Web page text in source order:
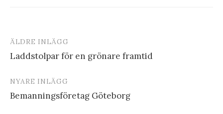
Inläggsnavigering
ÄLDRE INLÄGG
Laddstolpar för en grönare framtid
NYARE INLÄGG
Bemanningsföretag Göteborg